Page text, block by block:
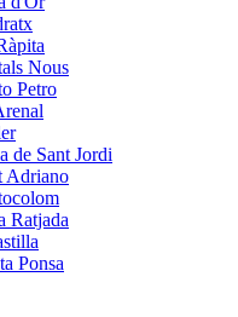
Nous
Petro
de Sant Jordi
Adriano
Ratjada
Ponsa